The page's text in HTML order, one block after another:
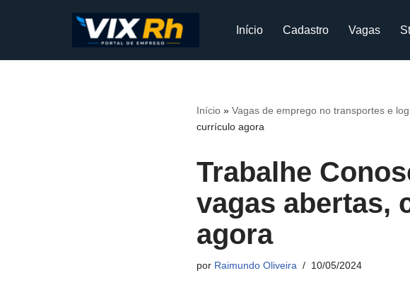
para
Início Cadastro Vagas
Início» Vagas de emprego no transportes e
currículo agora
Trabalhe
vagas abertas,
agora
por Raimundo Oliveira 10/05/2024